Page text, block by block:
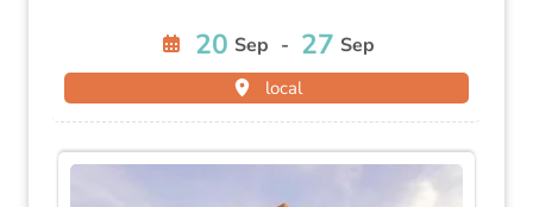
20 Sep - 27 Sep
local